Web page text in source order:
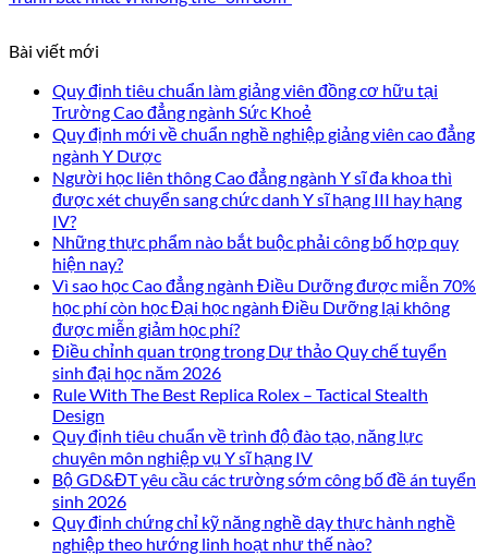
Bài viết mới
Quy định tiêu chuẩn làm giảng viên đồng cơ hữu tại
Trường Cao đẳng ngành Sức Khoẻ
Quy định mới về chuẩn nghề nghiệp giảng viên cao đẳng
ngành Y Dược
Người học liên thông Cao đẳng ngành Y sĩ đa khoa thì
được xét chuyển sang chức danh Y sĩ hạng III hay hạng
IV?
Những thực phẩm nào bắt buộc phải công bố hợp quy
hiện nay?
Vì sao học Cao đẳng ngành Điều Dưỡng được miễn 70%
học phí còn học Đại học ngành Điều Dưỡng lại không
được miễn giảm học phí?
Điều chỉnh quan trọng trong Dự thảo Quy chế tuyển
sinh đại học năm 2026
Rule With The Best Replica Rolex – Tactical Stealth
Design
Quy định tiêu chuẩn về trình độ đào tạo, năng lực
chuyên môn nghiệp vụ Y sĩ hạng IV
Bộ GD&ĐT yêu cầu các trường sớm công bố đề án tuyển
sinh 2026
Quy định chứng chỉ kỹ năng nghề dạy thực hành nghề
nghiệp theo hướng linh hoạt như thế nào?